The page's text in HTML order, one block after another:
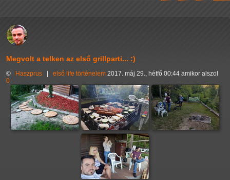
Megvolt a telken az első grillparti... :)
© Haszprus első life történelem 2017. máj 29., hétfő 00:44 amikor alszol
0